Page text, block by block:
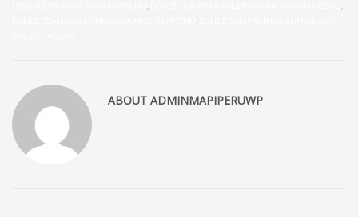
,
,
,
ABOUT ADMINMAPIPERUWP